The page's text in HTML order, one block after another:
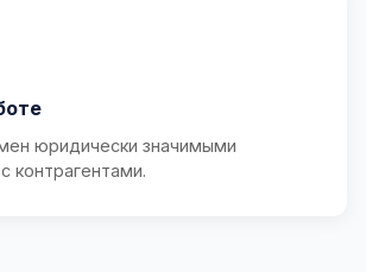
юридически значимыми
контрагентами.